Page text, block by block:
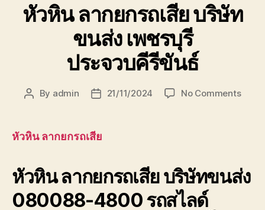
โทร
0888000456
หัวหิน ลากยกรถเสีย บริษัท
ขนส่ง เพชรบุรี
ประจวบคีรีขันธ์
Post
By admin
Post21/11/2024 No Commentson
บริษัท
ขนส่ง
หัวหิน ลากยกรถเสีย
หัวหิน ลากยกรถเสียบริษัทขนส่ง
080088-4800 รถสไลด์